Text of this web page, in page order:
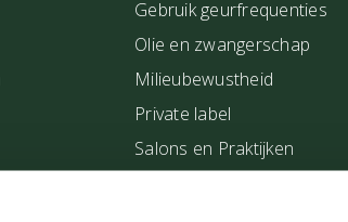
Gebruik geurfrequenties
Olie en zwangerschap
Milieubewustheid
Private label
Salons en Praktijken